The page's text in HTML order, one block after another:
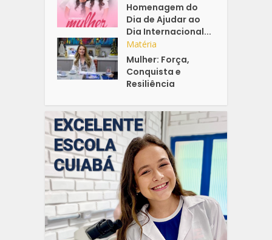
Homenagem do
Dia de Ajudar ao
Dia Internacional...
Matéria
Mulher: Força,
Conquista e
Resiliência